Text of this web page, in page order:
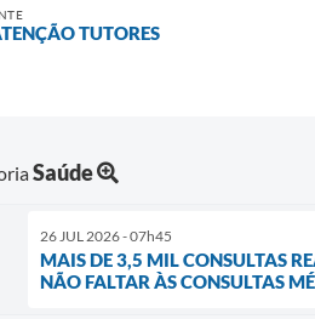
TUTORES
Saúde
26 JUL 2026 - 07h45
MAIS DE 3,5 MIL CONSULTAS
NÃO FALTAR ÀS CONSULTAS